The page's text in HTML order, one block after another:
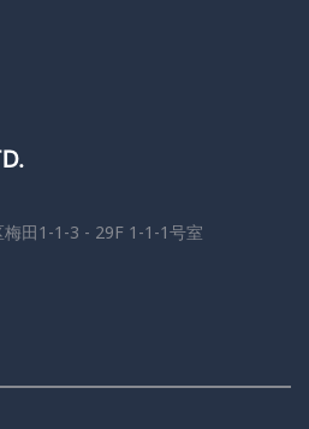
田1-1-3 - 29F 1-1-1号室